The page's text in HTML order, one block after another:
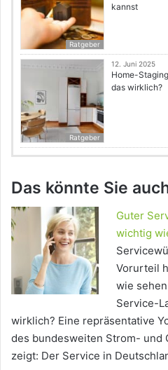
Ratgeber
kannst
Ratgeber
12. Juni 2025
Home-
das wirklich?
Das könnte Sie
Guter
wichtig
Vorurteil
wie
Service-
wirklich? Eine repräsentative
des bundesweiten Strom- und
zeigt: Der Service in